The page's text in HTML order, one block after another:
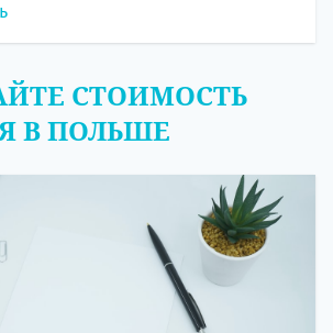
СТОИМОСТЬ
В ПОЛЬШЕ